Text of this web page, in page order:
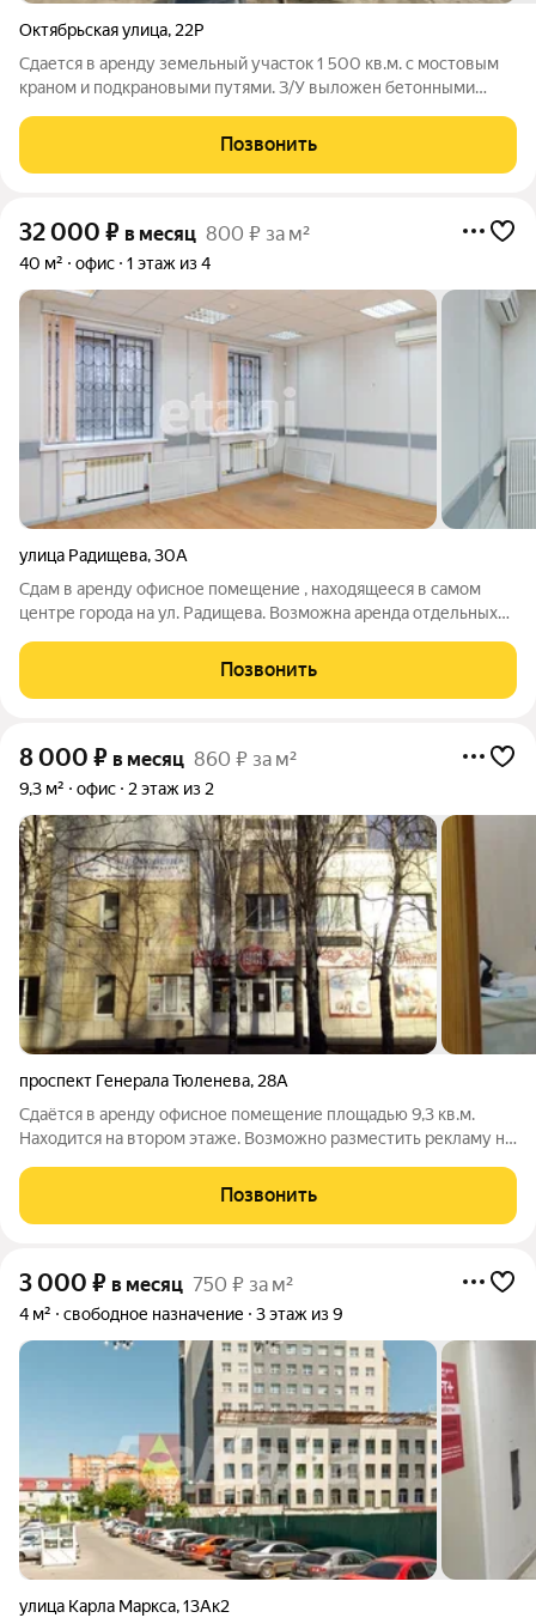
Октябрьская улица, 22Р
Сдается в аренду земельный участок 1 500 кв.м. с мостовым
краном и подкрановыми путями. З/У выложен бетонными
бытовки для рабочих. Есть офисное помещение. Удобная
транспортная развязка. Возможна
Позвонить
32 000 ₽ в месяц 800 ₽ за м²
40 м² офис 1 этаж из 4
улица Радищева,30А
Сдам в аренду офисное помещение , находящееся в самом
центре города на ул. Радищева. Возможна аренда отдельных
банку, сделан хороший ремонт, установлены: пожарная и
охранная системы. отдельно
Позвонить
8 000 ₽ в месяц 860 ₽ за м²
9,3 м² офис 2 этаж из 2
проспект Генерала Тюленева, 28А
Сдаётся в аренду офисное помещение площадью 9,3 кв.м.
Находится на втором этаже. Возможно разместить рекламу на
по телефону, указанному в объявлении, или напишите
сообщение в любое удобное для
Позвонить
3 000 ₽ в месяц 750 ₽ за м²
4 м² свободное назначение 3 этаж из 9
улица Карла Маркса,13Ак2